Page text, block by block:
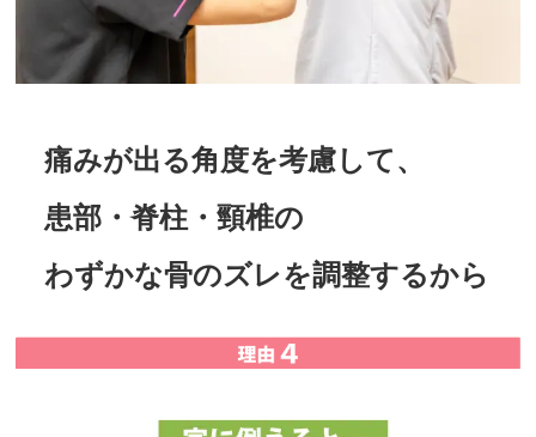
痛みが出る角度を考慮して、
患部・脊柱・頸椎の
わずかな骨のズレを調整するから